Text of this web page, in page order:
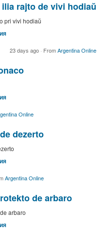
rajto de vivi hodiaŭ
pri vivi hodiaŭ
23 days ago · FromArgentina Online
Online
dezerto
Argentina Online
de arbaro
arbaro